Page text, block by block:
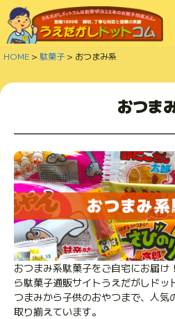
HOME 駄菓子 おつまみ系
おつま
おつまみ系駄菓子をご自宅にお届け
ら駄菓子通販サイトうえだがしドッ
つまみから子供のおやつまで、人気
取り揃えています。